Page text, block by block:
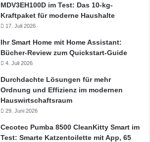
MDV3EH100D im Test: Das 10-kg-
Kraftpaket für moderne Haushalte
17. Juli 2026
Ihr Smart Home mit Home Assistant:
Bücher-Review zum Quickstart-Guide
4. Juli 2026
Durchdachte Lösungen für mehr
Ordnung und Effizienz im modernen
Hauswirtschaftsraum
29. Juni 2026
Cecotec Pumba 8500 CleanKitty Smart im
Test: Smarte Katzentoilette mit App, 65